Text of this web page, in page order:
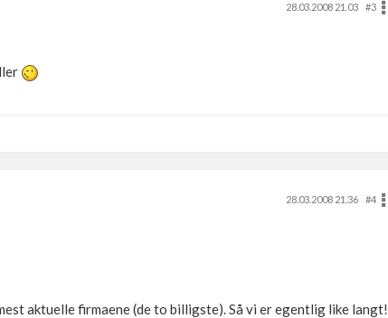
28.03.2008 21.03
#3
28.03.2008 21.36
#4
aktuelle firmaene (de to billigste). Så vi er egentlig like langt!